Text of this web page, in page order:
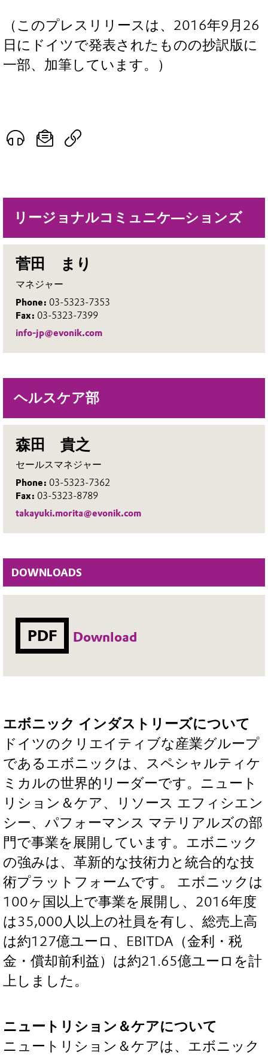
リージョナルコミュニケ―ションズ
菅田 まり
マネジャー
Phone: 03-5323-7353
Fax: 03-5323-7399
info-jp@evonik.com
ヘルスケア部
森田 貴之
セールスマネジャー
Phone: 03-5323-7362
Fax: 03-5323-8789
takayuki.morita@evonik.com
DOWNLOADS
PDF Download
（このプレスリリースは、2016年9月26
日にドイツで発表されたものの抄訳版に
一部、加筆しています。）
エボニック インダストリーズについて
ドイツのクリエイティブな産業グループ
であるエボニックは、スペシャルティケ
ミカルの世界的リーダーです。ニュート
リション＆ケア、リソース エフィシエン
シー、パフォーマンス マテリアルズの部
門で事業を展開しています。エボニック
の強みは、革新的な技術力と統合的な技
術プラットフォームです。 エボニックは
100ヶ国以上で事業を展開し、2016年度
は35,000人以上の社員を有し、総売上高
は約127億ユーロ、EBITDA（金利・税
金・償却前利益）は約21.65億ユーロを計
上しました。
ニュートリション＆ケアについて
ニュートリション＆ケアは、エボニック